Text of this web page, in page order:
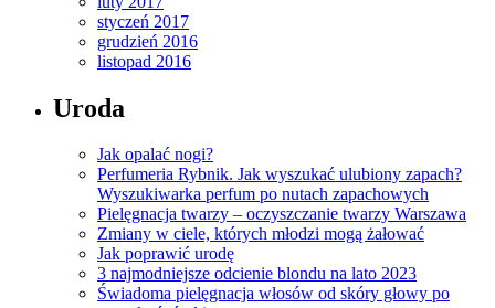
styczeń 2017
grudzień 2016
listopad 2016
Uroda
Jak opalać nogi?
Perfumeria Rybnik. Jak wyszukać ulubiony zapach?
Wyszukiwarka perfum po nutach zapachowych
Pielęgnacja twarzy – oczyszczanie twarzy Warszawa
Zmiany w ciele, których młodzi mogą żałować
Jak poprawić urodę
3 najmodniejsze odcienie blondu na lato 2023
Świadoma pielęgnacja włosów od skóry głowy po